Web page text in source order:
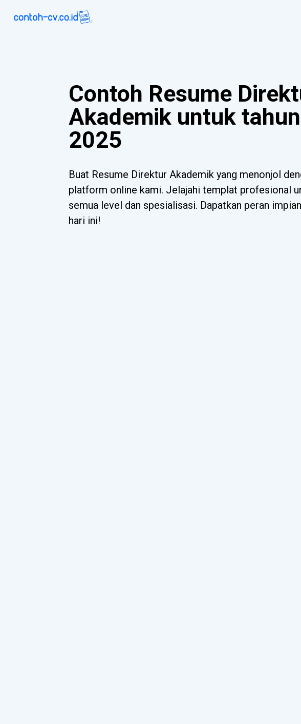
Contoh Resume
Akademik untuk tahun
2025
Buat Resume Direktur Akademik yang menonjol
platform online kami. Jelajahi templat profesional
semua level dan spesialisasi. Dapatkan peran
hari ini!